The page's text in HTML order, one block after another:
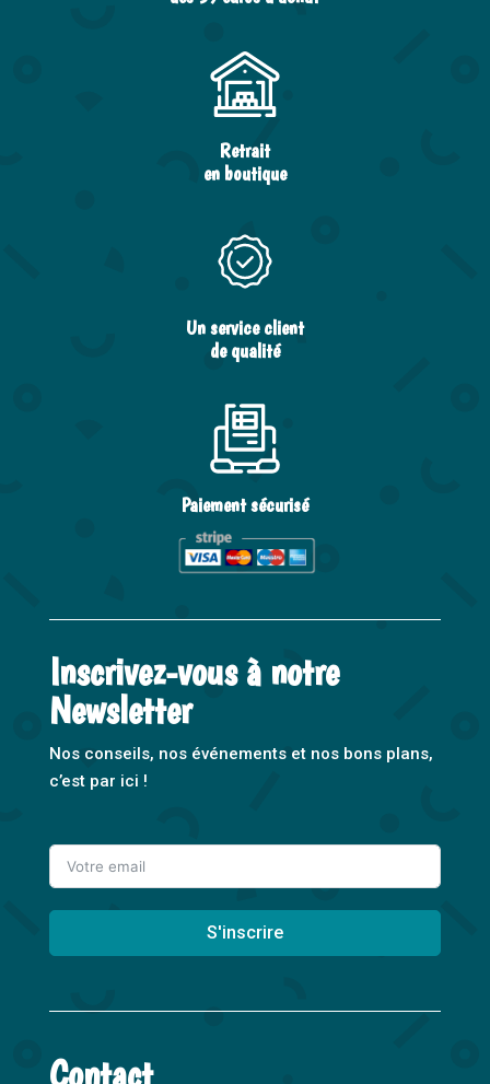
Retrait
en boutique
Un service client
de qualité
Paiement sécurisé
Inscrivez-vous à notre
Newsletter
Nos conseils, nos événements et nos bons plans,
c’est par ici !
S'inscrire
l
e
Contact